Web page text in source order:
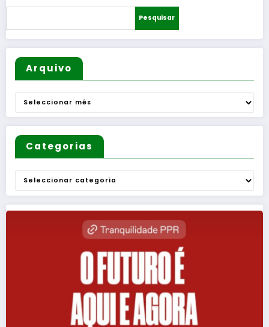
Pesquisar
Arquivo
Arquivo
Categorias
Categorias